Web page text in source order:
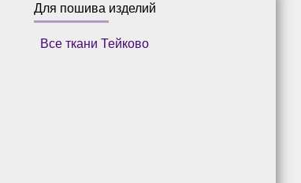
Для пошива изделий
Все ткани Тейково